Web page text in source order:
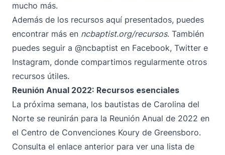
mucho más.
Además de los recursos aquí presentados, puedes
encontrar más en ncbaptist.org/recursos. También
puedes seguir a @ncbaptist en Facebook, Twitter e
Instagram, donde compartimos regularmente otros
recursos útiles.
Reunión Anual 2022: Recursos esenciales
La próxima semana, los bautistas de Carolina del
Norte se reunirán para la Reunión Anual de 2022 en
el Centro de Convenciones Koury de Greensboro.
Consulta el enlace anterior para ver una lista de